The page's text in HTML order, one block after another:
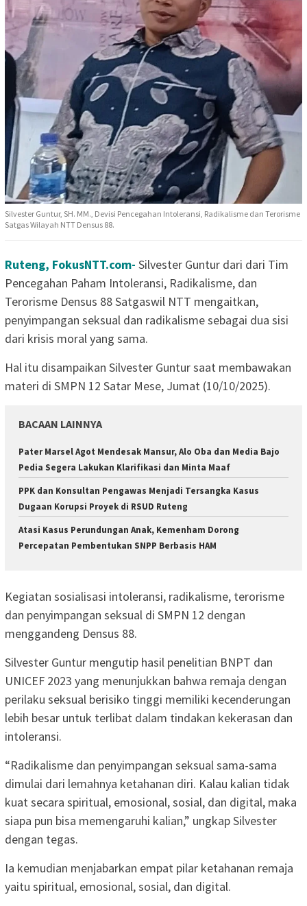
Silvester Guntur, SH. MM., Devisi Pencegahan Intoleransi, Radikalisme dan Terorisme
Satgas Wilayah NTT Densus 88.
Ruteng, FokusNTT.com- Silvester Guntur dari dari Tim
Pencegahan Paham Intoleransi, Radikalisme, dan
Terorisme Densus 88 Satgaswil NTT mengaitkan,
penyimpangan seksual dan radikalisme sebagai dua sisi
dari krisis moral yang sama.
Hal itu disampaikan Silvester Guntur saat membawakan
materi di SMPN 12 Satar Mese, Jumat (10/10/2025).
BACAAN LAINNYA
Pater Marsel Agot Mendesak Mansur, Alo Oba dan Media Bajo
Pedia Segera Lakukan Klarifikasi dan Minta Maaf
PPK dan Konsultan Pengawas Menjadi Tersangka Kasus
Dugaan Korupsi Proyek di RSUD Ruteng
Atasi Kasus Perundungan Anak, Kemenham Dorong
Percepatan Pembentukan SNPP Berbasis HAM
Kegiatan sosialisasi intoleransi, radikalisme, terorisme
dan penyimpangan seksual di SMPN 12 dengan
menggandeng Densus 88.
Silvester Guntur mengutip hasil penelitian BNPT dan
UNICEF 2023 yang menunjukkan bahwa remaja dengan
perilaku seksual berisiko tinggi memiliki kecenderungan
lebih besar untuk terlibat dalam tindakan kekerasan dan
intoleransi.
“Radikalisme dan penyimpangan seksual sama-sama
dimulai dari lemahnya ketahanan diri. Kalau kalian tidak
kuat secara spiritual, emosional, sosial, dan digital, maka
siapa pun bisa memengaruhi kalian,” ungkap Silvester
dengan tegas.
Ia kemudian menjabarkan empat pilar ketahanan remaja
yaitu spiritual, emosional, sosial, dan digital.